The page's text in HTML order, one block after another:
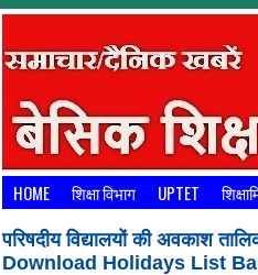
HOME शिक्षा विभाग UPTET
परिषदीय विद्यालयों की अवकाश
Download Holidays List